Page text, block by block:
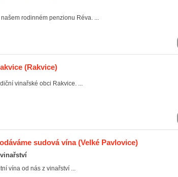
rodinném penzionu Réva. ...
(Rakvice)
vinařské obci Rakvice. ...
sudová vína(Velké Pavlovice)
vína od nás z vinařství ...